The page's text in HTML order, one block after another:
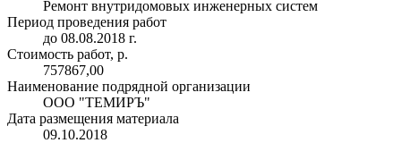
Ремонт внутридомовых инженерных систем
Период проведения работ
до 08.08.2018 г.
Стоимость работ, р.
757867,00
Наименование подрядной организации
ООО "ТЕМИРЪ"
Дата размещения материала
09.10.2018